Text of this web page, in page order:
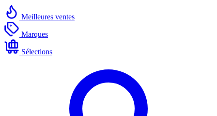
Meilleures ventes
Marques
Sélections